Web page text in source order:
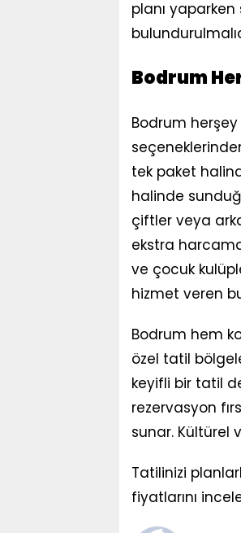
planı
Bodrum
Bodrum
tek paket
halinde
çiftler veya
ekstra
ve çocuk
hizmet veren
Bodrum hem
özel tatil
keyifli bir tatil
rezervasyon
sunar. Kültürel
Tatilinizi
fiyatlarını